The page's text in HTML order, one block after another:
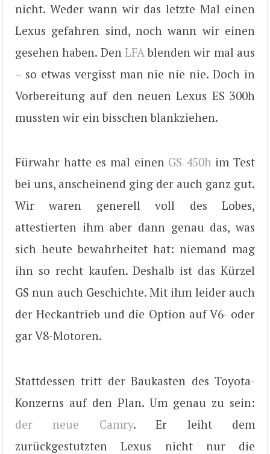
nicht. Weder wann wir das letzte Mal einen
Lexus gefahren sind, noch wann wir einen
gesehen haben. Den LFAblenden wir mal aus
– so etwas vergisst man nie nie nie. Doch in
Vorbereitung auf den neuen Lexus ES 300h
mussten wir ein bisschen blankziehen.
Fürwahr hatte es mal einen GS 450h im Test
bei uns, anscheinend ging der auch ganz gut.
Wir waren generell voll des Lobes,
attestierten ihm aber dann genau das, was
sich heute bewahrheitet hat: niemand mag
ihn so recht kaufen. Deshalb ist das Kürzel
GS nun auch Geschichte. Mit ihm leider auch
der Heckantrieb und die Option auf V6- oder
gar V8-Motoren.
Stattdessen tritt der Baukasten des Toyota-
Konzerns auf den Plan. Um genau zu sein:
der neue Camry. Er leiht dem
zurückgestutzten Lexus nicht nur die